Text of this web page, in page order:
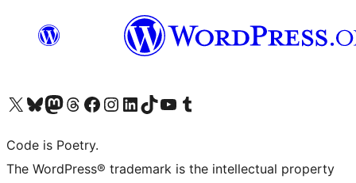
Visita il nostro account X (ex Twitter)
Visita il nostro account Bluesky
Visita il nostro account Mastodon
Visita il nostro account Threads
Visita la nostra pagina Facebook
Visita il nostro account Instagram
Visita il nostro account LinkedIn
Visita il nostro account TikTok
Visita il nostro canale YouTube
Visita il nostro account Tumblr
Code is Poetry.
The WordPress® trademark is the intellectual property